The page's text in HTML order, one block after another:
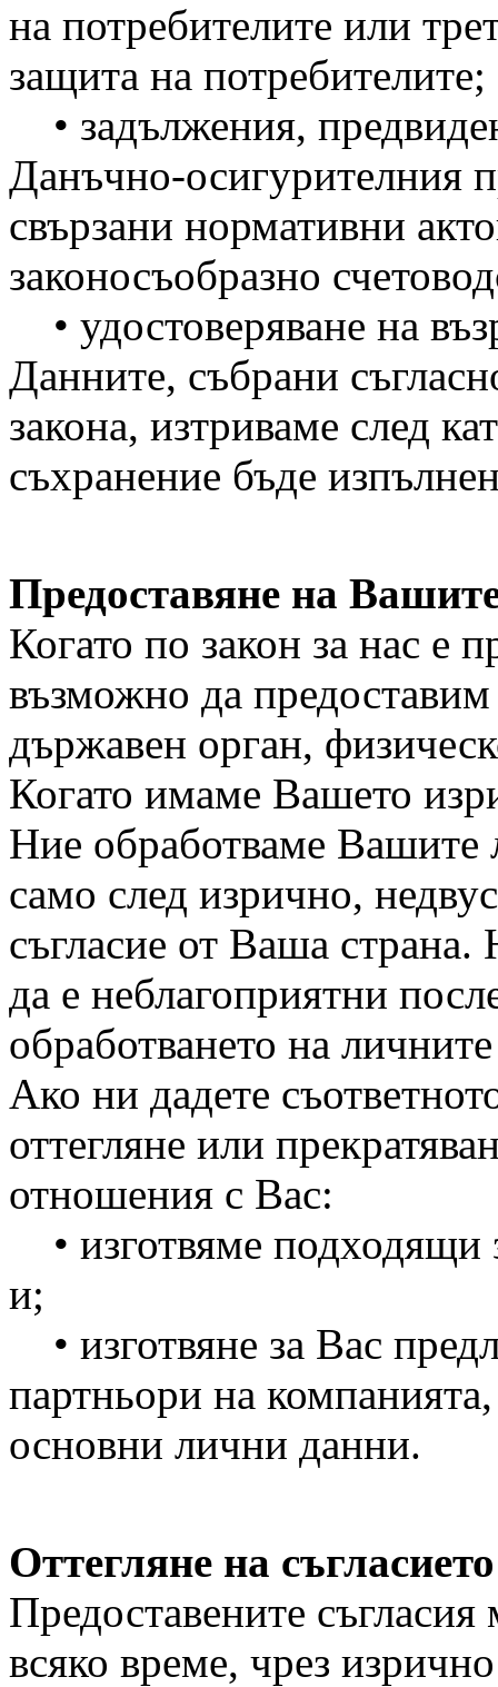
на потребителите или
защита на потребителите;
• задължения,
Данъчно-осигурителния
свързани нормативни
законосъобразно
• удостоверяване на
Данните, събрани
закона, изтриваме след
съхранение бъде
Предоставяне на
Когато по закон за нас е
възможно да
държавен орган,
Когато имаме Вашето
Ние обработваме Вашите
само след изрично,
съгласие от Ваша
да е неблагоприятни
обработването на
Ако ни дадете
оттегляне или
отношения с Вас:
• изготвяме подходящи
и;
• изготвяне за Вас
партньори на
основни лични данни.
Оттегляне на съгласието
Предоставените съгласия
всяко време, чрез